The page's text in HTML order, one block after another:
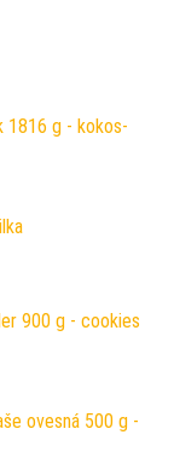
1816 g - kokos-
900 g - cookies
ovesná 500 g -